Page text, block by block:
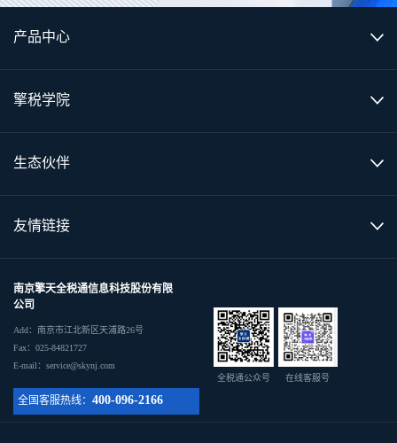
产品中心
擎税学院
生态伙伴
友情链接
南京擎天全税通信息科技股份有限
公司
Add：南京市江北新区天浦路26号
Fax：025-84821727
E-mail：service@skynj.com
全国客服热线： 400-096-2166
全税通公众号 在线客服号